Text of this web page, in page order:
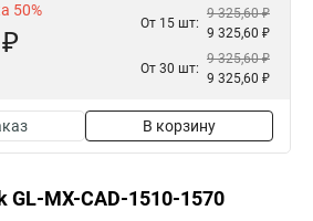
50%
От 15 шт:
9 325,60 ₽
9 325,60 ₽
От 30 шт:
9 325,60 ₽
9 325,60 ₽
В корзину
GL-MX-CAD-1510-1570